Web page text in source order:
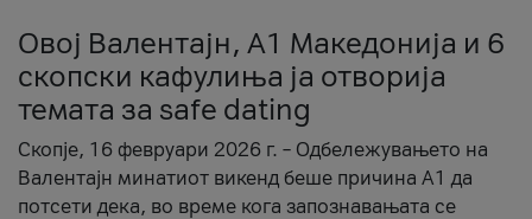
Овој Валентајн, A1 Македонија и 6
скопски кафулиња ја отворија
темата за safe dating
Скопје, 16 февруари 2026 г. – Одбележувањето на
Валентајн минатиот викенд беше причина А1 да
потсети дека, во време кога запознавањата се